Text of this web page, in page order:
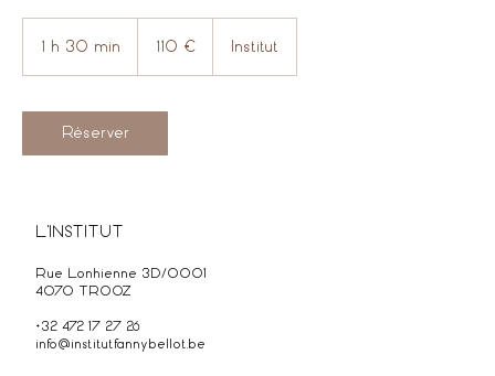
1 h 30 min
m
i
euros
110 €
Institut
Réserver
L'INSTITUT
Rue Lonhienne 3D/0001
4070 TROOZ
+32 472 17 27 26
info@institutfannybellot.be